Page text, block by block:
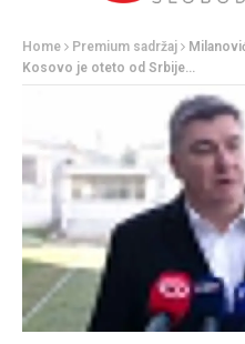
Home Premium sadržaj
Kosovo je oteto od Srbije…